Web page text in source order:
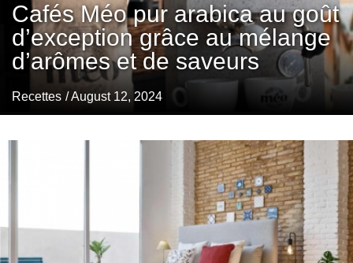
Cafés Méo pur arabica au goût
d’exception grâce au mélange
d’arômes et de saveurs
Recettes / August 12, 2024